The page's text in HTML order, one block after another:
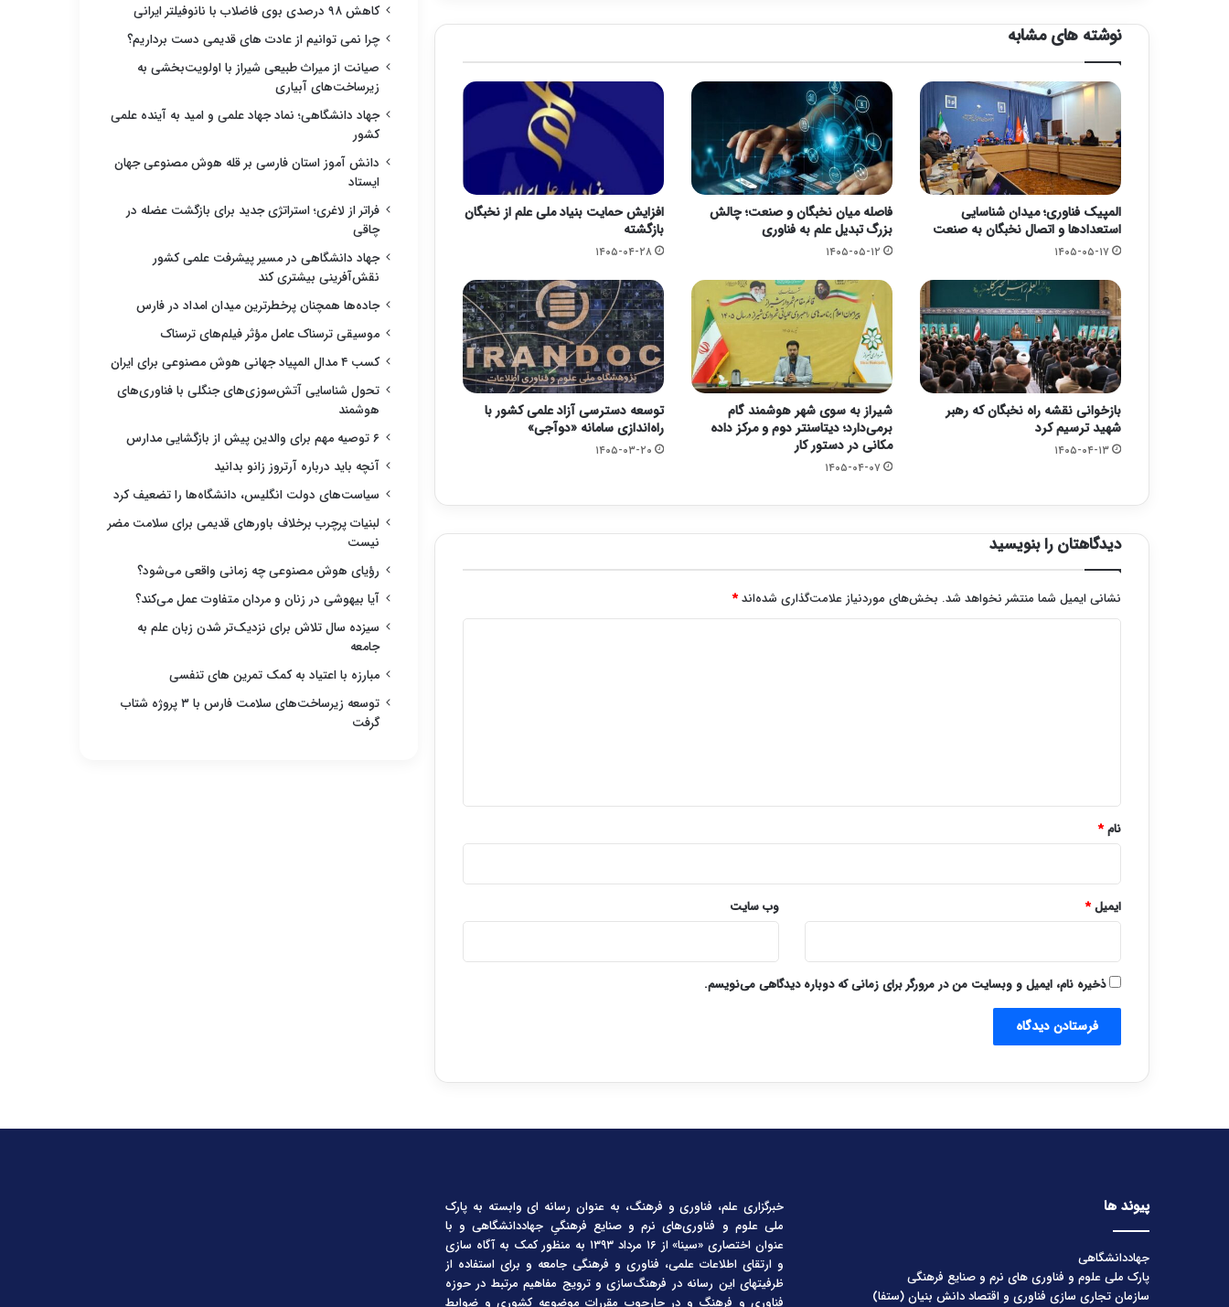
نوشته های مشابه
المپیک فناوری؛ میدان شناسایی
استعدادها و اتصال نخبگان به صنعت
۱۴۰۵-۰۵-۱۷
فاصله میان نخبگان و صنعت؛ چالش
بزرگ تبدیل علم به فناوری
۱۴۰۵-۰۵-۱۲
افزایش حمایت بنیاد ملی علم از نخبگان
بازگشته
۱۴۰۵-۰۴-۲۸
بازخوانی نقشه راه نخبگان که رهبر
شهید ترسیم کرد
۱۴۰۵-۰۴-۱۳
شیراز به سوی شهر هوشمند گام
برمی‌دارد؛ دیتاسنتر دوم و مرکز داده
مکانی در دستور کار
۱۴۰۵-۰۴-۰۷
توسعه دسترسی آزاد علمی کشور با
راه‌اندازی سامانه «دوآجی»
۱۴۰۵-۰۳-۲۰
دیدگاهتان را بنویسید
نشانی ایمیل شما منتشر نخواهد شد. بخش‌های موردنیاز علامت‌گذاری شده‌اند*
نام*
ایمیل* وب‌ سایت
ذخیره نام، ایمیل و وبسایت من در مرورگر برای زمانی که دوباره دیدگاهی می‌نویسم.
کاهش ۹۸ درصدی بوی فاضلاب با نانوفیلتر ایرانی
چرا نمی توانیم از عادت های قدیمی دست برداریم؟
صیانت از میراث طبیعی شیراز با اولویت‌بخشی به
زیرساخت‌های آبیاری
جهاد دانشگاهی؛ نماد جهاد علمی و امید به آینده علمی
کشور
دانش آموز استان فارسی بر قله هوش مصنوعی جهان
ایستاد
فراتر از لاغری؛ استراتژی جدید برای بازگشت عضله در
چاقی
جهاد دانشگاهی در مسیر پیشرفت علمی کشور
نقش‌آفرینی بیشتری کند
جاده‌ها همچنان پرخطرترین میدان امداد در فارس
موسیقی ترسناک عامل مؤثر فیلم‌های ترسناک
کسب ۴ مدال المپیاد جهانی هوش مصنوعی برای ایران
تحول شناسایی آتش‌سوزی‌های جنگلی با فناوری‌های
هوشمند
۶ توصیه مهم برای والدین پیش از بازگشایی مدارس
آنچه باید درباره آرتروز زانو بدانید
سیاست‌های دولت انگلیس، دانشگاه‌ها را تضعیف کرد
لبنیات پرچرب برخلاف باورهای قدیمی برای سلامت مضر
نیست
رؤیای هوش مصنوعی چه زمانی واقعی می‌شود؟
آیا بیهوشی در زنان و مردان متفاوت عمل می‌کند؟
سیزده سال تلاش برای نزدیک‌تر شدن زبان علم به
جامعه
مبارزه با اعتیاد به کمک تمرین های تنفسی
توسعه زیرساخت‌های سلامت فارس با ۳ پروژه شتاب
گرفت
پیوند ها
جهاددانشگاهی
پارک ملی علوم و فناوری های نرم و صنایع فرهنگی
سازمان تجاری سازی فناوری و اقتصاد دانش بنیان (ستفا)
خبرگزاری علم، فناوری و فرهنگ، به عنوان رسانه ای وابسته به پارک
ملی علوم و فناوری‌های نرم و صنایع فرهنگیِ جهاددانشگاهی و با
عنوان اختصاری «سینا» از ۱۶ مرداد ۱۳۹۳ به منظور کمک به آگاه سازی
و ارتقای اطلاعات علمی، فناوری و فرهنگی جامعه و برای استفاده از
ظرفیتهای این رسانه در فرهنگ‌سازی و ترویج مفاهیم مرتبط در حوزه
فناوری و فرهنگ و در چارچوب مقررات موضوعه کشوری و ضوابط